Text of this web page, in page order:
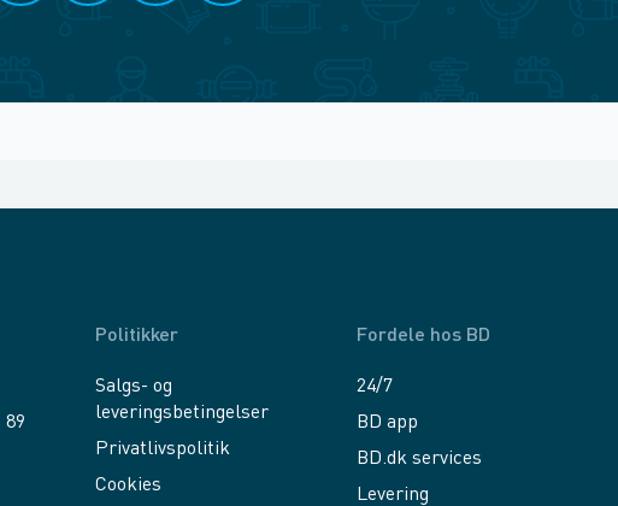
89
Politikker
Salgs- og
leveringsbetingelser
Privatlivspolitik
Cookies
Fordele hos BD
24/7
BD app
BD.dk services
Levering